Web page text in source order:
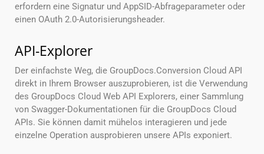
erfordern eine Signatur und AppSID-Abfrageparameter oder
einen OAuth 2.0-Autorisierungsheader.
API-Explorer
Der einfachste Weg, die GroupDocs.Conversion Cloud API
direkt in Ihrem Browser auszuprobieren, ist die Verwendung
des GroupDocs Cloud Web API Explorers, einer Sammlung
von Swagger-Dokumentationen für die GroupDocs Cloud
APIs. Sie können damit mühelos interagieren und jede
einzelne Operation ausprobieren unsere APIs exponiert.